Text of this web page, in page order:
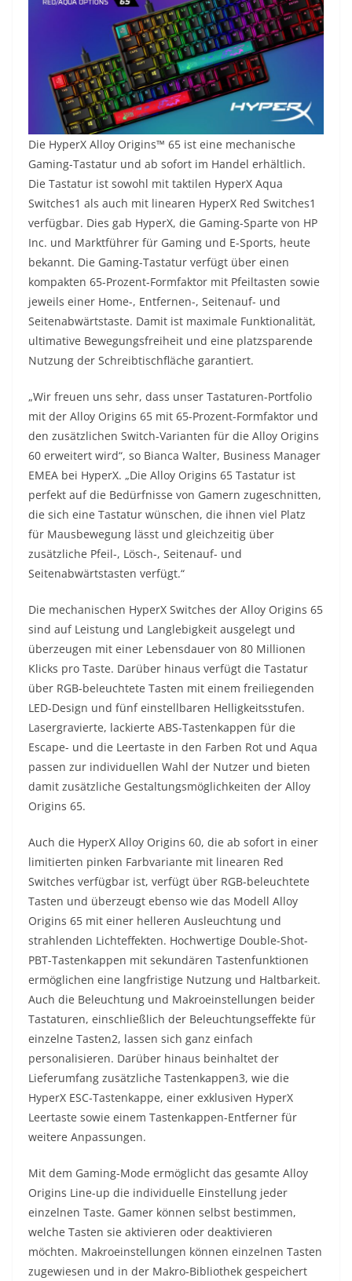
Die HyperX Alloy Origins™ 65 ist eine mechanische
Gaming-Tastatur und ab sofort im Handel erhältlich.
Die Tastatur ist sowohl mit taktilen HyperX Aqua
Switches1 als auch mit linearen HyperX Red Switches1
verfügbar. Dies gab HyperX, die Gaming-Sparte von HP
Inc. und Marktführer für Gaming und E-Sports, heute
bekannt. Die Gaming-Tastatur verfügt über einen
kompakten 65-Prozent-Formfaktor mit Pfeiltasten sowie
jeweils einer Home-, Entfernen-, Seitenauf- und
Seitenabwärtstaste. Damit ist maximale Funktionalität,
ultimative Bewegungsfreiheit und eine platzsparende
Nutzung der Schreibtischfläche garantiert.
„Wir freuen uns sehr, dass unser Tastaturen-Portfolio
mit der Alloy Origins 65 mit 65-Prozent-Formfaktor und
den zusätzlichen Switch-Varianten für die Alloy Origins
60 erweitert wird“, so Bianca Walter, Business Manager
EMEA bei HyperX. „Die Alloy Origins 65 Tastatur ist
perfekt auf die Bedürfnisse von Gamern zugeschnitten,
die sich eine Tastatur wünschen, die ihnen viel Platz
für Mausbewegung lässt und gleichzeitig über
zusätzliche Pfeil-, Lösch-, Seitenauf- und
Seitenabwärtstasten verfügt.“
Die mechanischen HyperX Switches der Alloy Origins 65
sind auf Leistung und Langlebigkeit ausgelegt und
überzeugen mit einer Lebensdauer von 80 Millionen
Klicks pro Taste. Darüber hinaus verfügt die Tastatur
über RGB-beleuchtete Tasten mit einem freiliegenden
LED-Design und fünf einstellbaren Helligkeitsstufen.
Lasergravierte, lackierte ABS-Tastenkappen für die
Escape- und die Leertaste in den Farben Rot und Aqua
passen zur individuellen Wahl der Nutzer und bieten
damit zusätzliche Gestaltungsmöglichkeiten der Alloy
Origins 65.
Auch die HyperX Alloy Origins 60, die ab sofort in einer
limitierten pinken Farbvariante mit linearen Red
Switches verfügbar ist, verfügt über RGB-beleuchtete
Tasten und überzeugt ebenso wie das Modell Alloy
Origins 65 mit einer helleren Ausleuchtung und
strahlenden Lichteffekten. Hochwertige Double-Shot-
PBT-Tastenkappen mit sekundären Tastenfunktionen
ermöglichen eine langfristige Nutzung und Haltbarkeit.
Auch die Beleuchtung und Makroeinstellungen beider
Tastaturen, einschließlich der Beleuchtungseffekte für
einzelne Tasten2, lassen sich ganz einfach
personalisieren. Darüber hinaus beinhaltet der
Lieferumfang zusätzliche Tastenkappen3, wie die
HyperX ESC-Tastenkappe, einer exklusiven HyperX
Leertaste sowie einem Tastenkappen-Entferner für
weitere Anpassungen.
Mit dem Gaming-Mode ermöglicht das gesamte Alloy
Origins Line-up die individuelle Einstellung jeder
einzelnen Taste. Gamer können selbst bestimmen,
welche Tasten sie aktivieren oder deaktivieren
möchten. Makroeinstellungen können einzelnen Tasten
zugewiesen und in der Makro-Bibliothek gespeichert